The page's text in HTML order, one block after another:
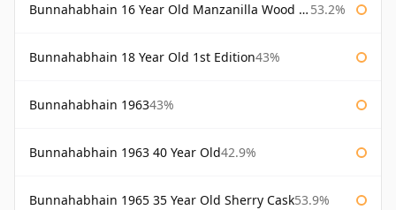
Bunnahabhain 16 Year Old Manzanilla Wood Finish 53.2%
Bunnahabhain 18 Year Old 1st Edition43%
Bunnahabhain 196343%
Bunnahabhain 1963 40 Year Old42.9%
Bunnahabhain 1965 35 Year Old Sherry Cask53.9%